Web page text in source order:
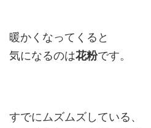
暖かくなってくると
気になるのは花粉です。
すでにムズムズしている、